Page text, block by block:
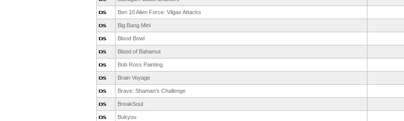
Ben 10 Alien Force: Vilgax Attacks
Big Bang Mini
Blood Bowl
Blood of Bahamut
Bob Ross Painting
Brain Voyage
Brave: Shaman’s Challenge
BreakSoul
Bukyou